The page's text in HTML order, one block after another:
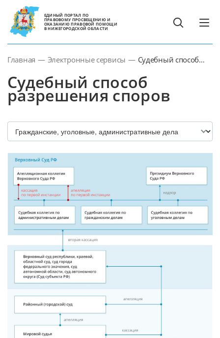
ЕДИНЫЙ ПОРТАЛ ПО
ПРАВОВОМУ ПРОСВЕЩЕНИЮ И
ОКАЗАНИЮ ПРАВОВОЙ ПОМОЩИ
В НИЖЕГОРОДСКОЙ ОБЛАСТИ
Главная — Электронные сервисы — Судебный способ
Судебный способ
разрешения споров